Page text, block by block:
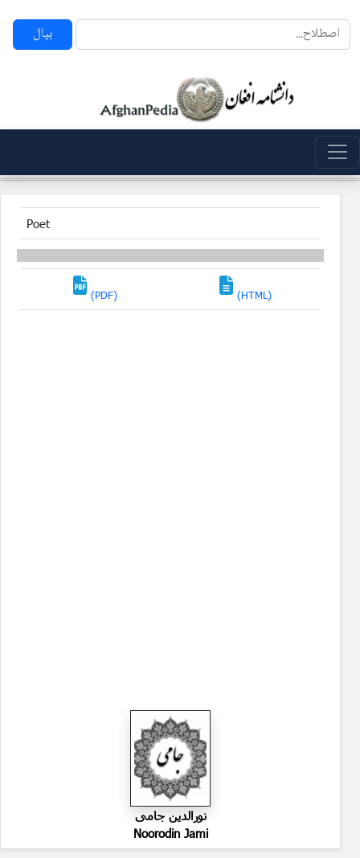
بپال
Poet
(PDF) (HTML)
نورالدین جامی
Noorodin Jami